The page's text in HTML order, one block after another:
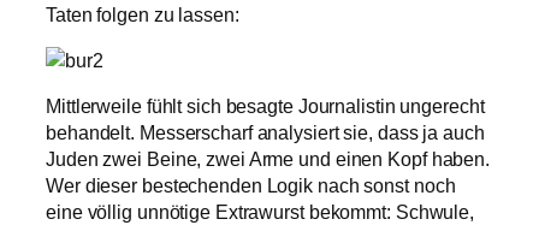
Taten folgen zu lassen:
Mittlerweile fühlt sich besagte Journalistin ungerecht
behandelt. Messerscharf analysiert sie, dass ja auch
Juden zwei Beine, zwei Arme und einen Kopf haben.
Wer dieser bestechenden Logik nach sonst noch
eine völlig unnötige Extrawurst bekommt: Schwule,